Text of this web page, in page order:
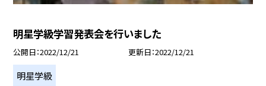
明星学級学習発表会を行いました
公開日 2022/12/21 更新日 2022/12/21
明星学級